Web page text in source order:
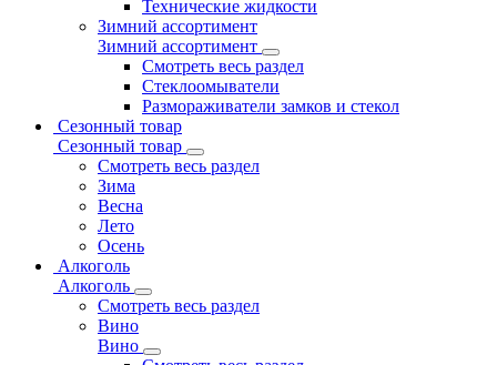
Технические жидкости
Зимний ассортимент
Зимний ассортимент
Смотреть весь раздел
Стеклоомыватели
Размораживатели замков и стекол
Сезонный товар
Сезонный товар
Смотреть весь раздел
Зима
Весна
Лето
Осень
Алкоголь
Алкоголь
Смотреть весь раздел
Вино
Вино